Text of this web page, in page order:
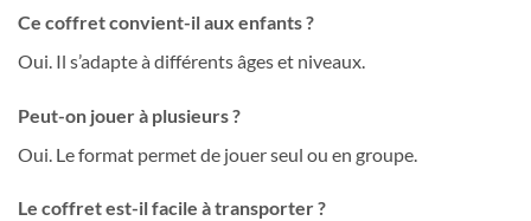
Ce coffret convient-il aux enfants ?
Oui. Il s’adapte à différents âges et niveaux.
Peut-on jouer à plusieurs ?
Oui. Le format permet de jouer seul ou en groupe.
Le coffret est-il facile à transporter ?